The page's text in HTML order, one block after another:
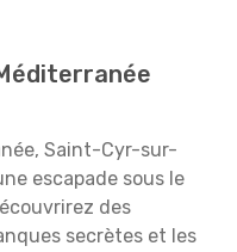
Saint-Cyr-sur-
escapade sous le
des
secrètes et les